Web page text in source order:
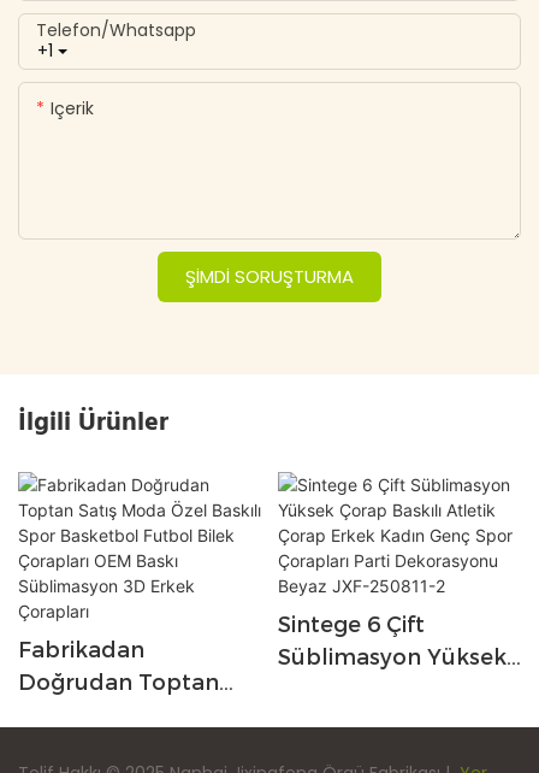
+1
Telefon/whatsapp
Içerik
ŞIMDI SORUŞTURMA
İlgili Ürünler
Fabrikadan
Doğrudan Toptan
Sintege 6 Çift
Süblimasyon Yüksek
Çorap Erkek Kadın